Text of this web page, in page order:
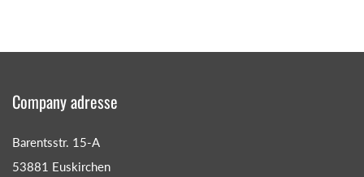
Company adresse
Barentsstr. 15-A
53881 Euskirchen